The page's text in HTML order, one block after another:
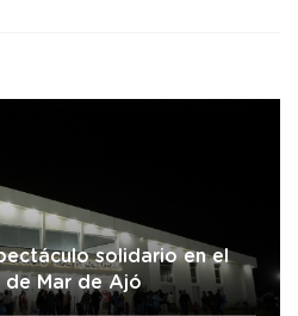
solidario en el
de Mar de Ajó